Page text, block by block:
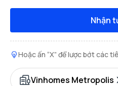
Nhận
Hoặc ấn “X” để lược bớt các
Vinhomes Metropolis